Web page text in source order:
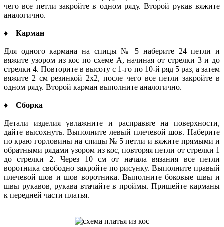
чего все петли закройте в одном ряду. Второй рукав вяжите
аналогично.
♦ Карман
Для одного кармана на спицы № 5 наберите 24 петли и
вяжите узором из кос по схеме А, начиная от стрелки 3 и до
стрелки 4. Повторите в высоту с 1-го по 10-й ряд 5 раз, а затем
вяжите 2 см резинкой 2x2, после чего все петли закройте в
одном ряду. Второй карман выполните аналогично.
♦ Сборка
Детали изделия увлажните и расправьте на поверхности,
дайте высохнуть. Выполните левый плечевой шов. Наберите
по краю горловины на спицы № 5 петли и вяжите прямыми и
обратными рядами узором из кос, повторяя петли от стрелки 1
до стрелки 2. Через 10 см от начала вязания все петли
воротника свободно закройте по рисунку. Выполните правый
плечевой шов и шов воротника. Выполните боковые швы и
швы рукавов, рукава втачайте в проймы. Пришейте карманы
к передней части платья.